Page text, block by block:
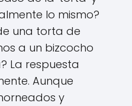
lo mismo?
una torta de
a un bizcocho
La respuesta
Aunque
y